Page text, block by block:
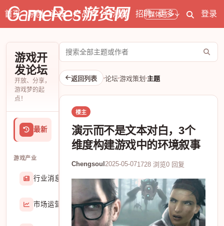
媒体号
首页 原创 论坛 产品库 开测表 招聘 更多 登录
游戏开
发论坛
开放、分享，
游戏梦的起
点！
最新
游戏产业
行业消息 174906
市场运营 8407
搜
索
论
坛
返回列表 论坛 游戏策划 主题
楼主
演示而不是文本对白，3个
维度构建游戏中的环境叙事
Chengsoul 2025-05-071728 浏览0 回复